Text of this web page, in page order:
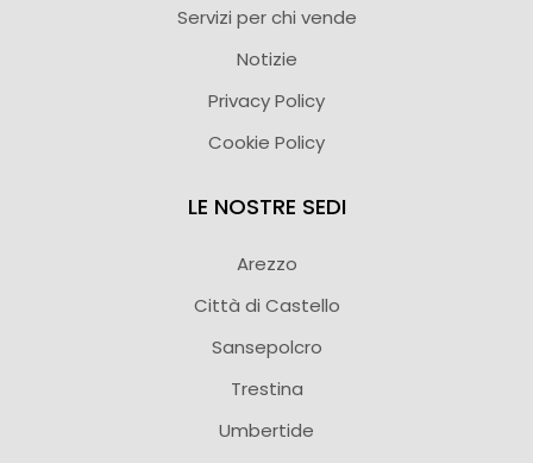
Servizi per chi vende
Notizie
Privacy Policy
Cookie Policy
LE NOSTRE SEDI
Arezzo
Città di Castello
Sansepolcro
Trestina
Umbertide